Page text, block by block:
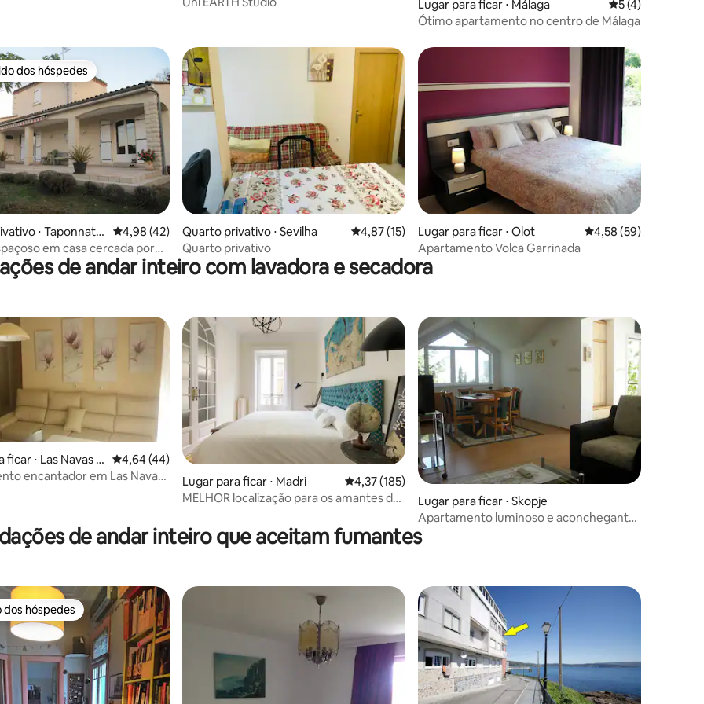
de 5, 17 avaliações Lugar para ficar ⋅ Málaga 5 de uma
5 (4)
Ótimo apartamento no centro de Málaga
média de 5, 5 avaliações
preferidos dos hóspedes
dos hóspedes
⋅ Taponnat-F
4,98 de uma avaliação média de 5, 42 avaliações
4,98 (42)
em casa cercada por
Quarto privativo ⋅ Sevilha 4,87 de uma avaliação média de 5, 15 avaliações
4,87 (15)
Quarto privativo
Lugar para ficar ⋅ Olot 4,58 de uma
4,58 (59)
Apartamento Volca Garrinada
de andar inteiro com lavadora e secadora
de 5, 53 avaliações
ficar ⋅ Las Navas d
4,64 de uma avaliação média de 5, 44 avaliações
4,64 (44)
encantador em Las Navas
Lugar para ficar ⋅ Madri 4,37 de uma avaliação média de 5, 185 avaliações
4,37 (185)
MELHOR localização para os amantes de
Lugar para ficar ⋅ Skopje
Apartamento luminoso e aconchegante
com vista
de andar inteiro que aceitam fumantes
dos hóspedes
dos hóspedes